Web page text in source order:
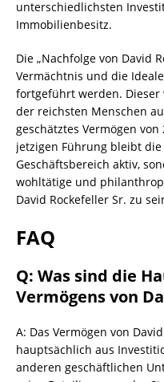
unterschiedlichsten
Immobilienbesitz.
Die „Nachfolge von David
Vermächtnis und die
fortgeführt werden. Dieser
der reichsten Menschen
geschätztes Vermögen
jetzigen Führung bleibt
Geschäftsbereich aktiv,
wohltätige und
David Rockefeller Sr. zu
FAQ
Q: Was sind die
Vermögens von
A: Das Vermögen von
hauptsächlich aus
anderen geschäftlichen